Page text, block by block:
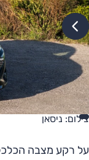
צילום: ניסאן
על רקע מצבה